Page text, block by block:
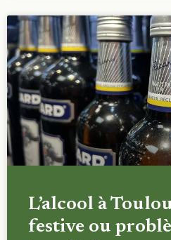
L’alcool à
festive ou